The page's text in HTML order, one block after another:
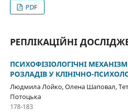
PDF
РЕПЛІКАЦІЙНІ
ПСИХОФІЗІОЛОГІЧНІ
РОЗЛАДІВ У КЛІНІЧНО-
Людмила Лойко, Олена Шаповал,
Потоцька
178-183